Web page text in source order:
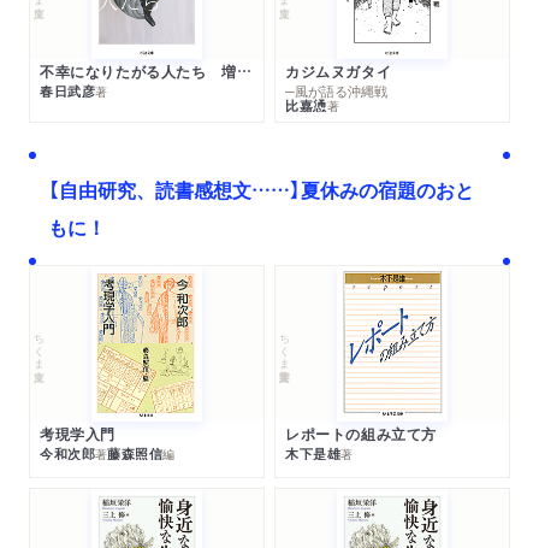
不幸になりたがる人たち 増補新版
春日武彦著
カジムヌガタイ
─風が語る沖縄戦
比嘉慂著
【自由研究、読書感想文……】夏休みの宿題のおと
もに！
ちくま文庫
考現学入門
今和次郎著藤森照信編
ちくま学芸文庫
レポートの組み立て方
木下是雄著